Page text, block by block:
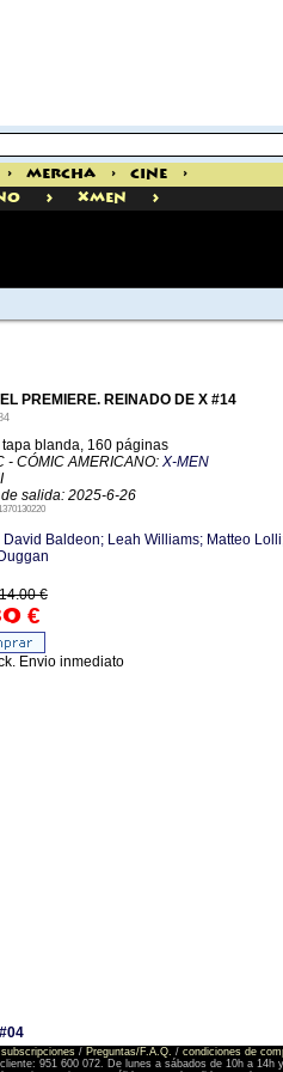
> Mercha > Cine
>
> XMen >
PREMIERE. REINADO DE X #14
blanda, 160 páginas
- CÓMIC AMERICANO: X-MEN
salida: 2025-6-26
David Baldeon; Leah Williams; Matteo
€
€
Envio inmediato
/ Preguntas/F.A.Q. / condiciones de
951 600 072. De lunes a sábados de 10h a 14h